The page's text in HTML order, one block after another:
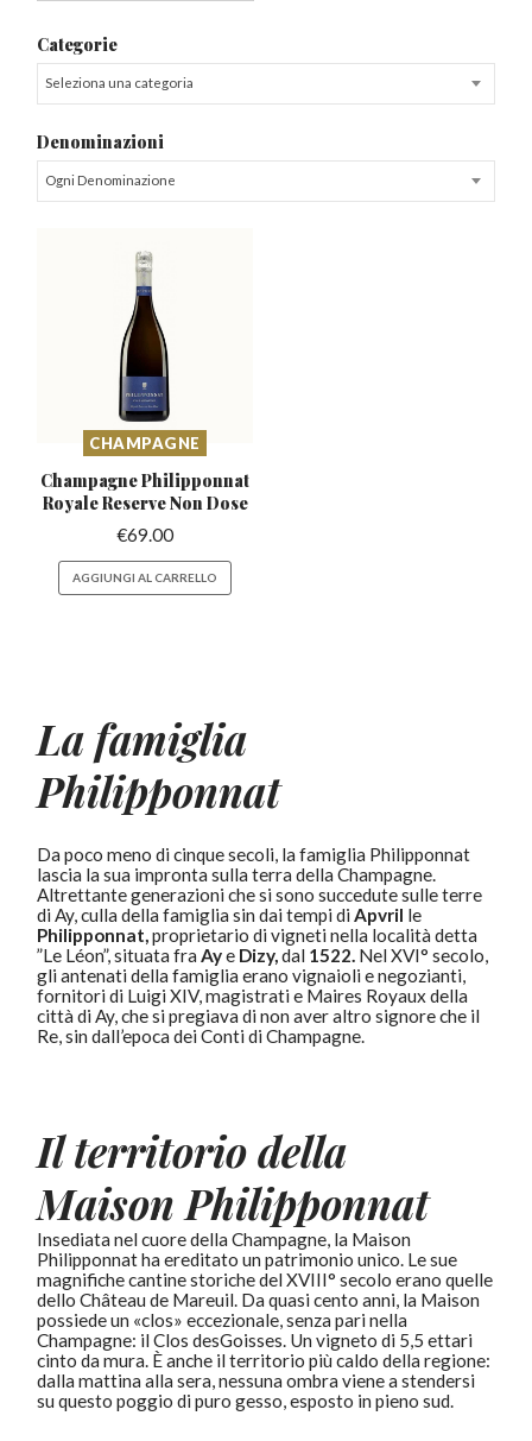
Categorie
Seleziona una categoria
Denominazioni
Ogni Denominazione
CHAMPAGNE
Champagne Philipponnat
RoyaleReserve Non Dose
€69.00
AGGIUNGI AL CARRELLO
La famiglia
Philipponnat
Da poco meno di cinque secoli, la famiglia Philipponnat
lascia la sua impronta sulla terra della Champagne.
Altrettante generazioni che si sono succedute sulle terre
di Ay, culla della famiglia sin dai tempi di Apvril le
Philipponnat, proprietario di vigneti nella località detta
”Le Léon”, situata fra Aye Dizy, dal 1522. Nel XVI° secolo,
gli antenati della famiglia erano vignaioli e negozianti,
fornitori di Luigi XIV, magistrati e Maires Royaux della
città di Ay, che si pregiava di non aver altro signore che il
Re, sin dall’epoca dei Conti di Champagne.
Il territorio della
Maison Philipponnat
Insediata nel cuore della Champagne, la Maison
Philipponnat ha ereditato un patrimonio unico. Le sue
magnifiche cantine storiche del XVIII° secolo erano quelle
dello Château de Mareuil. Da quasi cento anni, la Maison
possiede un «clos» eccezionale, senza pari nella
Champagne: il Clos desGoisses. Un vigneto di 5,5 ettari
cinto da mura. È anche il territorio più caldo della regione:
dalla mattina alla sera, nessuna ombra viene a stendersi
su questo poggio di puro gesso, esposto in pieno sud.